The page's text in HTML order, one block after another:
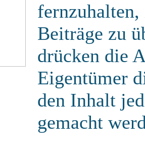
Beiträge zu
drücken die
Eigentümer
den Inhalt
gemacht